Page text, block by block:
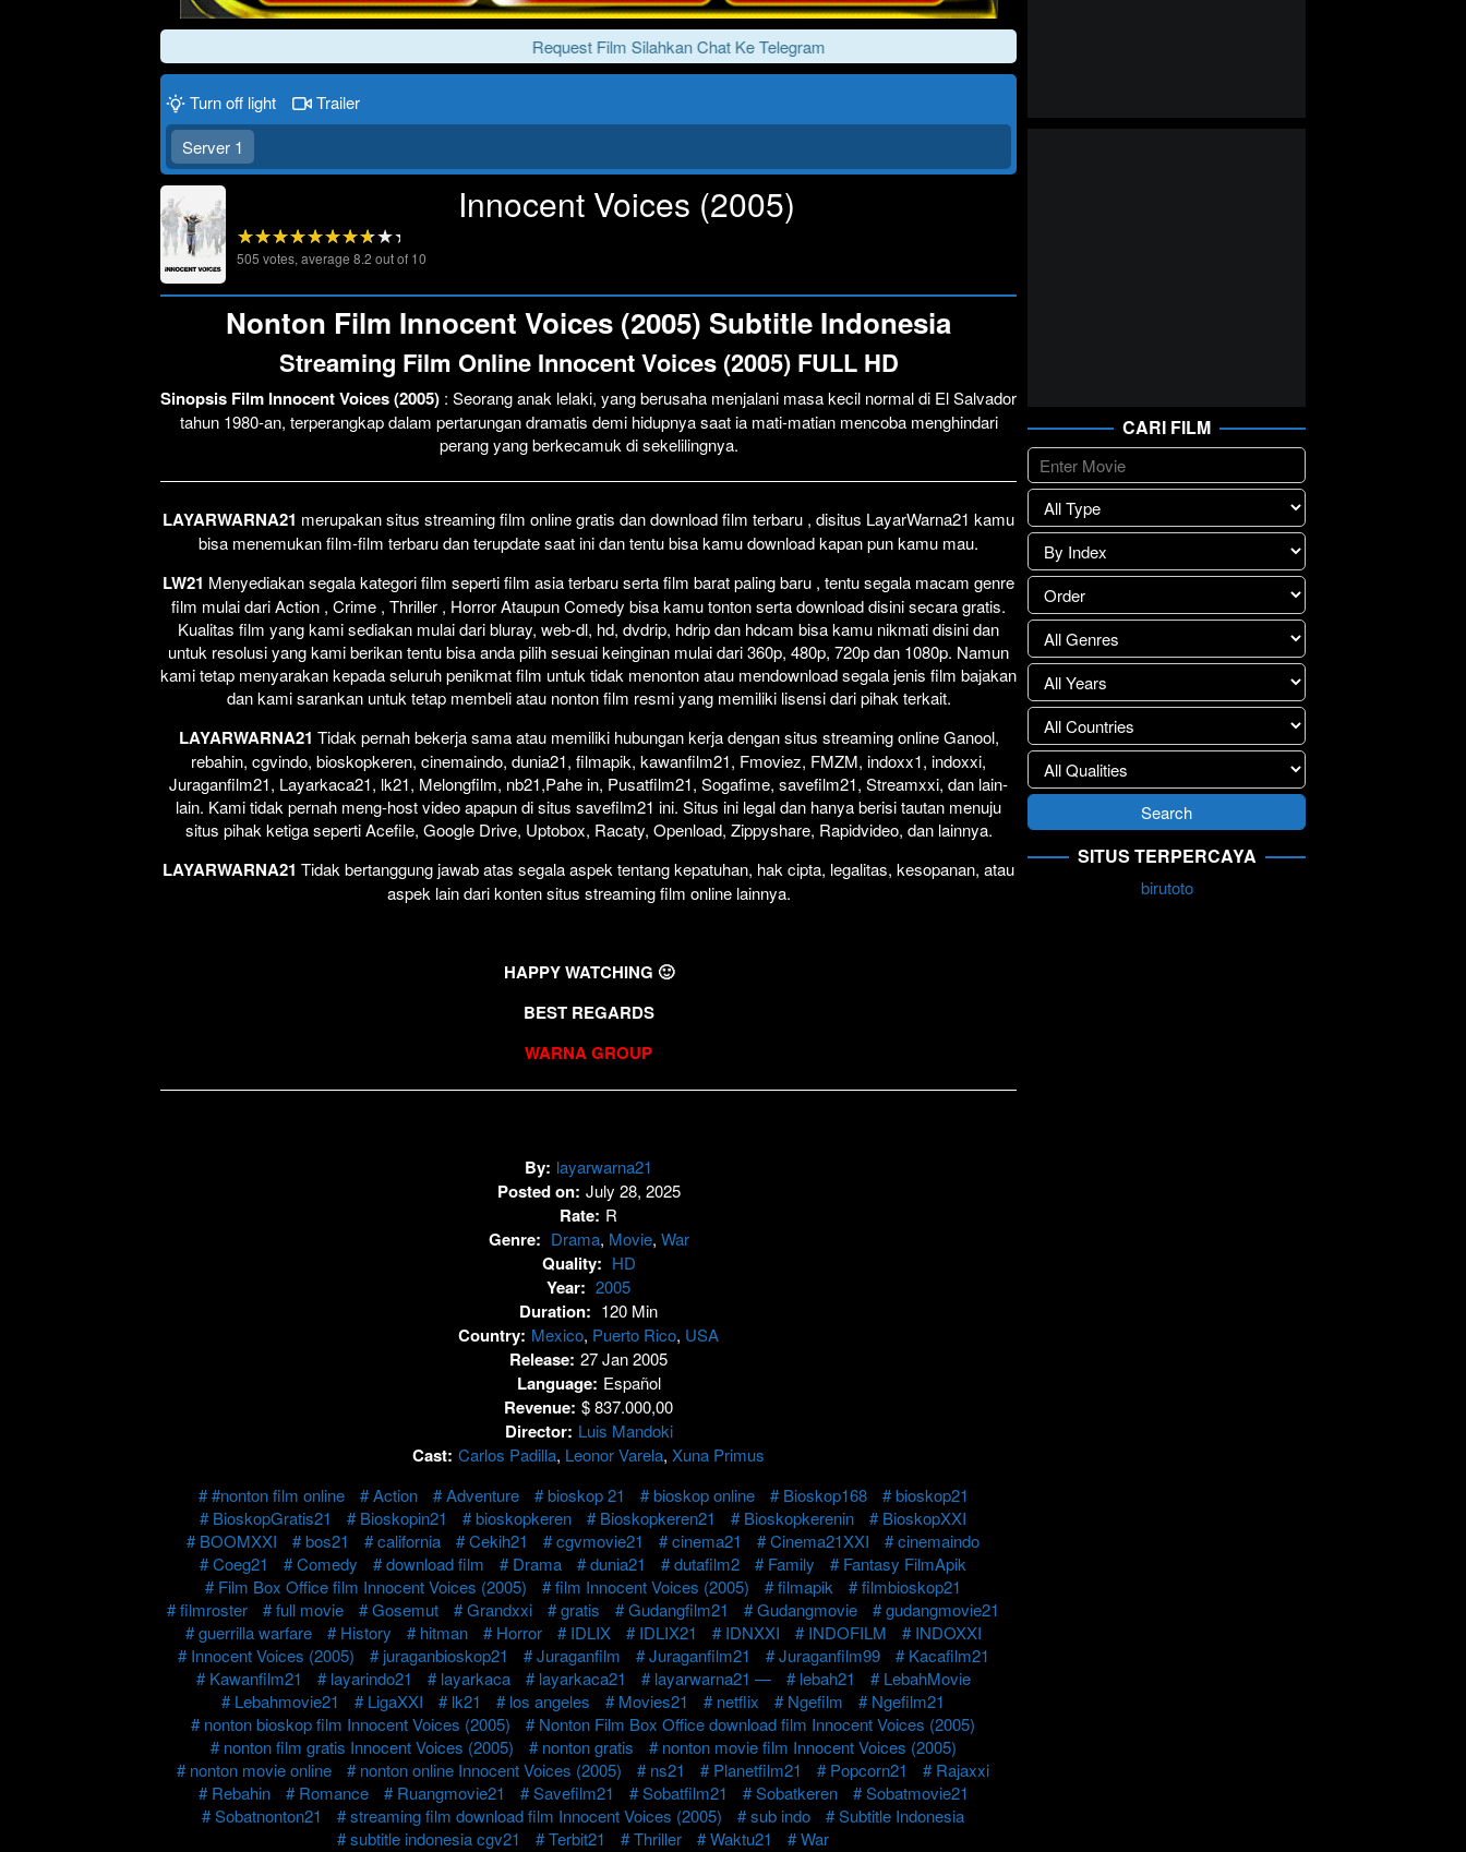
Request Film Silahkan Chat Ke Telegram
Lewati >>>
Click To Play
Turn off light
Trailer
Server 1
Innocent Voices (2005)
505 votes, average 8.2 out of 10
Nonton Film Innocent Voices (2005) Subtitle Indonesia
Streaming Film Online Innocent Voices (2005) FULL HD
Sinopsis Film Innocent Voices (2005) : Seorang anak lelaki, yang berusaha menjalani masa kecil normal di El Salvador
tahun 1980-an, terperangkap dalam pertarungan dramatis demi hidupnya saat ia mati-matian mencoba menghindari
perang yang berkecamuk di sekelilingnya.
LAYARWARNA21 merupakan situs streaming film online gratis dan download film terbaru , disitus LayarWarna21 kamu
bisa menemukan film-film terbaru dan terupdate saat ini dan tentu bisa kamu download kapan pun kamu mau.
LW21 Menyediakan segala kategori film seperti film asia terbaru serta film barat paling baru , tentu segala macam genre
film mulai dari Action , Crime , Thriller , Horror Ataupun Comedy bisa kamu tonton serta download disini secara gratis.
Kualitas film yang kami sediakan mulai dari bluray, web-dl, hd, dvdrip, hdrip dan hdcam bisa kamu nikmati disini dan
untuk resolusi yang kami berikan tentu bisa anda pilih sesuai keinginan mulai dari 360p, 480p, 720p dan 1080p. Namun
kami tetap menyarakan kepada seluruh penikmat film untuk tidak menonton atau mendownload segala jenis film bajakan
dan kami sarankan untuk tetap membeli atau nonton film resmi yang memiliki lisensi dari pihak terkait.
LAYARWARNA21 Tidak pernah bekerja sama atau memiliki hubungan kerja dengan situs streaming online Ganool,
rebahin, cgvindo, bioskopkeren, cinemaindo, dunia21, filmapik, kawanfilm21, Fmoviez, FMZM, indoxx1, indoxxi,
Juraganfilm21, Layarkaca21, lk21, Melongfilm, nb21,Pahe in, Pusatfilm21, Sogafime, savefilm21, Streamxxi, dan lain-
lain. Kami tidak pernah meng-host video apapun di situs savefilm21 ini. Situs ini legal dan hanya berisi tautan menuju
situs pihak ketiga seperti Acefile, Google Drive, Uptobox, Racaty, Openload, Zippyshare, Rapidvideo, dan lainnya.
LAYARWARNA21 Tidak bertanggung jawab atas segala aspek tentang kepatuhan, hak cipta, legalitas, kesopanan, atau
aspek lain dari konten situs streaming film online lainnya.
HAPPY WATCHING 🙂
BEST REGARDS
WARNA GROUP
By: layarwarna21
Posted on: July 28, 2025
Rate: R
Genre: Drama, Movie, War
Quality: HD
Year: 2005
Duration: 120 Min
Country: Mexico, Puerto Rico, USA
Release: 27 Jan 2005
Language: Español
Revenue: $ 837.000,00
Director: Luis Mandoki
Cast: Carlos Padilla, Leonor Varela, Xuna Primus
#nonton film online
Action Adventure bioskop 21 bioskop online Bioskop168
bioskop21
BioskopGratis21
Bioskopin21 bioskopkeren Bioskopkeren21 Bioskopkerenin
BioskopXXI
BOOMXXI
bos21 california Cekih21 cgvmovie21 cinema21 Cinema21XXI
cinemaindo
Coeg21
Comedy download film Drama dunia21 dutafilm2 Family
Fantasy FilmApik
Film Box Office film Innocent Voices (2005)
film Innocent Voices (2005) filmapik
filmbioskop21
filmroster
full movie Gosemut Grandxxi gratis Gudangfilm21 Gudangmovie
gudangmovie21
guerrilla warfare
History hitman Horror IDLIX IDLIX21 IDNXXI INDOFILM
INDOXXI
Innocent Voices (2005)
juraganbioskop21 Juraganfilm Juraganfilm21 Juraganfilm99
Kacafilm21
Kawanfilm21
layarindo21 layarkaca layarkaca21 layarwarna21 — lebah21
LebahMovie
Lebahmovie21
LigaXXI lk21 los angeles Movies21 netflix Ngefilm
Ngefilm21
nonton bioskop film Innocent Voices (2005)
Nonton Film Box Office download film Innocent Voices (2005)
nonton film gratis Innocent Voices (2005)
nonton gratis
nonton movie film Innocent Voices (2005)
nonton movie online
nonton online Innocent Voices (2005) ns21 Planetfilm21 Popcorn21
Rajaxxi
Rebahin
Romance Ruangmovie21 Savefilm21 Sobatfilm21 Sobatkeren
Sobatmovie21
Sobatnonton21
streaming film download film Innocent Voices (2005) sub indo
Subtitle Indonesia
subtitle indonesia cgv21
Terbit21 Thriller Waktu21 War
CARI FILM
SITUS TERPERCAYA
birutoto